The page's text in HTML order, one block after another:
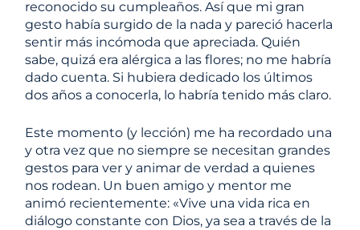
reconocido su cumpleaños. Así que mi gran
gesto había surgido de la nada y pareció hacerla
sentir más incómoda que apreciada. Quién
sabe, quizá era alérgica a las flores; no me habría
dado cuenta. Si hubiera dedicado los últimos
dos años a conocerla, lo habría tenido más claro.
Este momento (y lección) me ha recordado una
y otra vez que no siempre se necesitan grandes
gestos para ver y animar de verdad a quienes
nos rodean. Un buen amigo y mentor me
animó recientemente: «Vive una vida rica en
diálogo constante con Dios, ya sea a través de la